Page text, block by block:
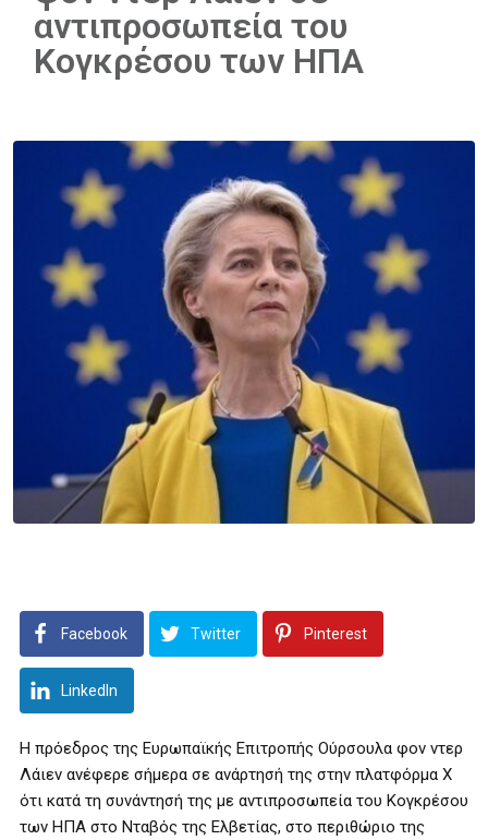
αντιπροσωπεία του
Κογκρέσου των ΗΠΑ
Facebook Twitter Pinterest
LinkedIn
Η πρόεδρος της Ευρωπαϊκής Επιτροπής Ούρσουλα φον ντερ
Λάιεν ανέφερε σήμερα σε ανάρτησή της στην πλατφόρμα Χ
ότι κατά τη συνάντησή της με αντιπροσωπεία του Κογκρέσου
των ΗΠΑ στο Νταβός της Ελβετίας, στο περιθώριο της